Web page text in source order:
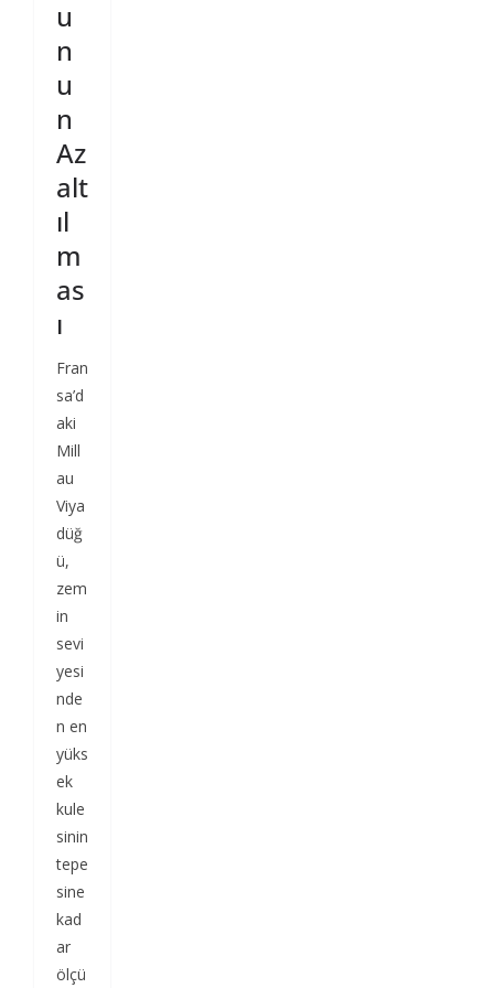
u
n
u
n
Az
alt
ıl
m
as
ı
Fran
sa’d
aki
Mill
au
Viya
düğ
ü,
zem
in
sevi
yesi
nde
n en
yüks
ek
kule
sinin
tepe
sine
kad
ar
ölçü